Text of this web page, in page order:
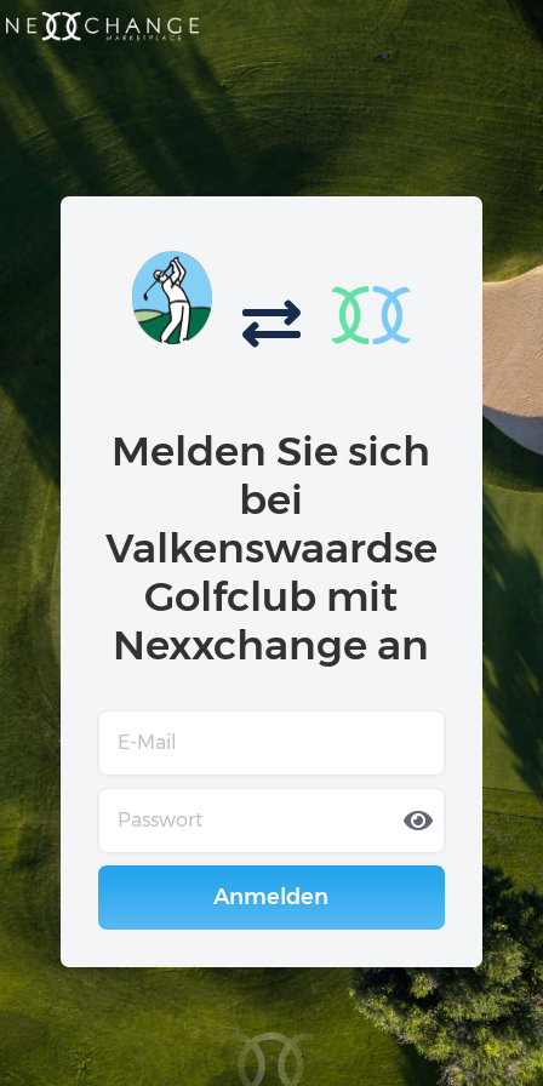
Melden Sie sich
bei
Valkenswaardse
Golfclub mit
Nexxchange an
Anmelden